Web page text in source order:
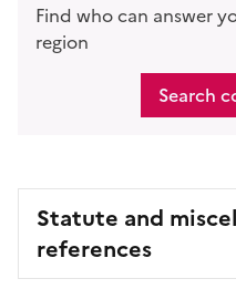
Find who can answer
region
Search
Statute and
references